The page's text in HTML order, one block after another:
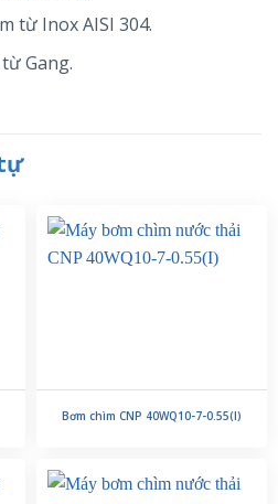
từ Inox AISI 304.
Gang.
Bơm chìm CNP 40WQ10-7-0.55(I)